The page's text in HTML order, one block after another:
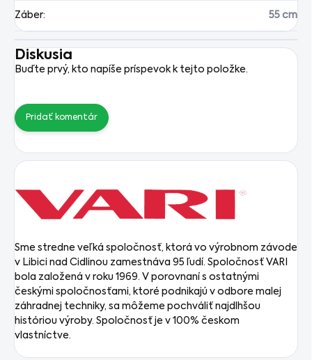
Záber: 55 cm
Diskusia
Buďte prvý, kto napíše príspevok k tejto položke.
Pridať komentár
Sme stredne veľká spoločnosť, ktorá vo výrobnom závode
v Libici nad Cidlinou zamestnáva 95 ľudí. Spoločnosť VARI
bola založená v roku 1969. V porovnaní s ostatnými
českými spoločnosťami, ktoré podnikajú v odbore malej
záhradnej techniky, sa môžeme pochváliť najdlhšou
históriou výroby. Spoločnosť je v 100% českom
vlastníctve.